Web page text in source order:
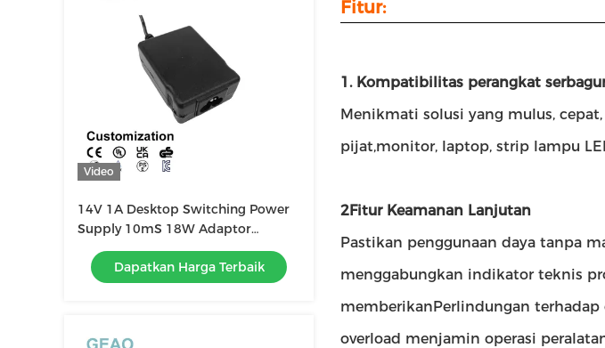
Video
14V 1A Desktop Switching Power
Supply 10mS 18W Adaptor
Konverter Daya
Dapatkan Harga Terbaik
Fitur:
1. Kompatibilitas perangkat
Menikmati solusi yang mulus,
pijat,monitor, laptop, strip lampu
2Fitur Keamanan Lanjutan
Pastikan penggunaan daya tanpa
menggabungkan indikator teknis
memberikanPerlindungan terhadap
overload menjamin operasi